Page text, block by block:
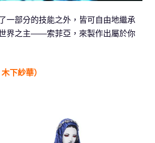
一部分的技能之外，皆可自由地繼承
界之主——索菲亞，來製作出屬於你
下紗華）